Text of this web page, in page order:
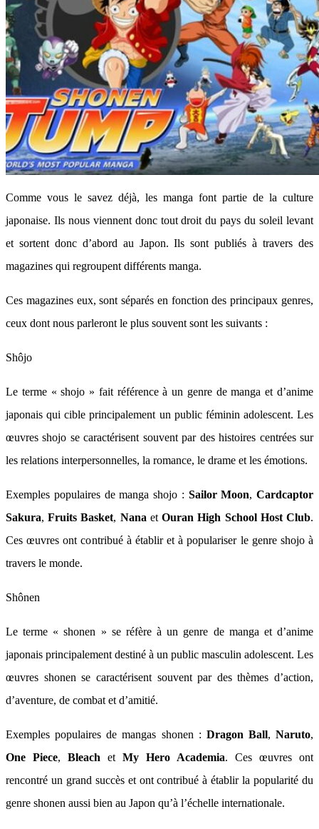
Comme vous le savez déjà, les manga font partie de la culture
japonaise. Ils nous viennent donc tout droit du pays du soleil levant
et sortent donc d’abord au Japon. Ils sont publiés à travers des
magazines qui regroupent différents manga.
Ces magazines eux, sont séparés en fonction des principaux genres,
ceux dont nous parleront le plus souvent sont les suivants :
Shôjo
Le terme « shojo » fait référence à un genre de manga et d’anime
japonais qui cible principalement un public féminin adolescent. Les
œuvres shojo se caractérisent souvent par des histoires centrées sur
les relations interpersonnelles, la romance, le drame et les émotions.
Exemples populaires de manga shojo : Sailor Moon, Cardcaptor
Sakura,Fruits Basket, Nana etOuran High School Host Club.
Ces œuvres ont contribué à établir et à populariser le genre shojo à
travers le monde.
Shônen
Le terme « shonen » se réfère à un genre de manga et d’anime
japonais principalement destiné à un public masculin adolescent. Les
œuvres shonen se caractérisent souvent par des thèmes d’action,
d’aventure, de combat et d’amitié.
Exemples populaires de mangas shonen : Dragon Ball, Naruto,
One Piece, Bleach et My Hero Academia. Ces œuvres ont
rencontré un grand succès et ont contribué à établir la popularité du
genre shonen aussi bien au Japon qu’à l’échelle internationale.